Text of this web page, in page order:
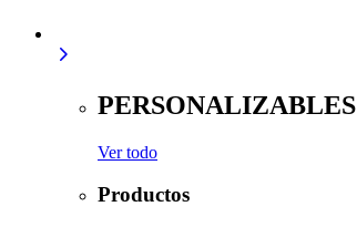
PERSONALIZABLES
Ver todo
Productos